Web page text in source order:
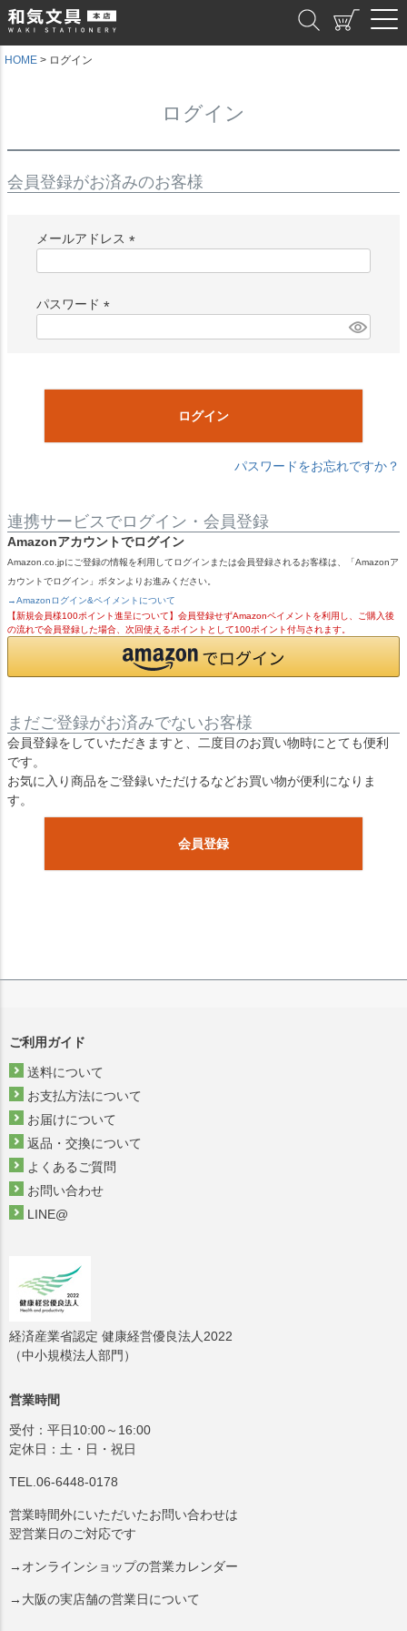
HOME ログイン
ログイン
会員登録がお済みのお客様
メールアドレス
)
パスワード
)
ログイン
パスワードをお忘れですか？
連携サービスでログイン・会員登録
Amazonアカウントでログイン
Amazon.co.jpにご登録の情報を利用してログインまたは会員登録されるお客様は、「Amazonア
カウントでログイン」ボタンよりお進みください。
→Amazonログイン&ペイメントについて
【新規会員様100ポイント進呈について】会員登録せずAmazonペイメントを利用し、ご購入後
の流れで会員登録した場合、次回使えるポイントとして100ポイント付与されます。
まだご登録がお済みでないお客様
会員登録をしていただきますと、二度目のお買い物時にとても便利
です。
お気に入り商品をご登録いただけるなどお買い物が便利になりま
す。
会員登録
ご利用ガイド
送料について
お支払方法について
お届けについて
返品・交換について
よくあるご質問
お問い合わせ
LINE@
経済産業省認定 健康経営優良法人2022
（中小規模法人部門）
営業時間
受付：平日10:00～16:00
定休日：土・日・祝日
TEL.06-6448-0178
営業時間外にいただいたお問い合わせは
翌営業日のご対応です
→オンラインショップの営業カレンダー
→大阪の実店舗の営業日について